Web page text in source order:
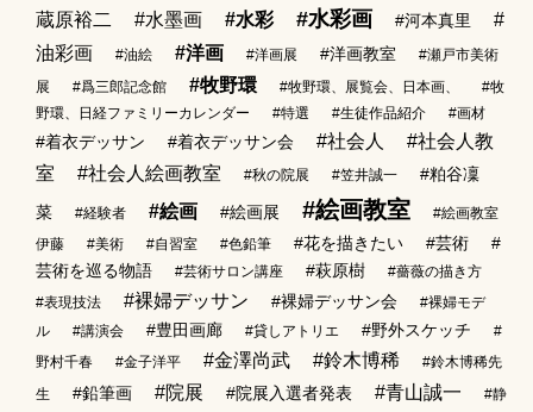
蔵原裕二
#水墨画 #水彩 #水彩画 #河本真里
#
油彩画
#油絵 #洋画 #洋画展 #洋画教室
#瀬戸市美術
展
#爲三郎記念館 #牧野環 #牧野環、展覧会、日本画、
#牧
野環、日経ファミリーカレンダー
#特選 #生徒作品紹介 #画材
#着衣デッサン #着衣デッサン会 #社会人
#社会人教
室
#社会人絵画教室 #秋の院展 #笠井誠一
#粕谷凜
菜
#経験者 #絵画 #絵画展 #絵画教室
#絵画教室
伊藤
#美術 #自習室 #色鉛筆 #花を描きたい #芸術
#
芸術を巡る物語
#芸術サロン講座 #萩原樹
#薔薇の描き方
#表現技法
#裸婦デッサン #裸婦デッサン会
#裸婦モデ
ル
#講演会 #豊田画廊 #貸しアトリエ #野外スケッチ
#
野村千春
#金子洋平 #金澤尚武 #鈴木博稀
#鈴木博稀先
生
#鉛筆画 #院展 #院展入選者発表 #青山誠一
#静